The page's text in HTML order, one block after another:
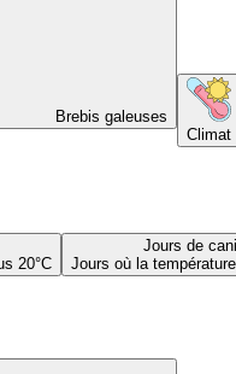
Brebis galeuses
Climat
20°C
Jours de
Jours où la